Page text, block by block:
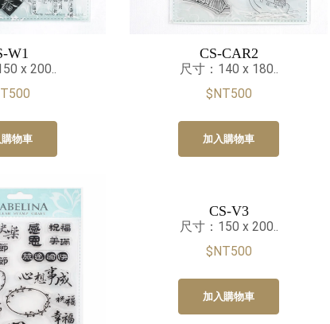
W1
x 200..
物車
CS-CAR2
尺寸：140 x 180..
$NT500
加入購物車
CS-V3
尺寸：150 x 200..
$NT500
加入購物車